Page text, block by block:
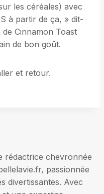
les céréales) avec
à partir de ça, » dit-
Cinnamon Toast
de bon goût.
et retour.
rédactrice chevronnée
passionnée
divertissantes. Avec